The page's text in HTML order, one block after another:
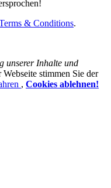
& Conditions.
unserer Inhalte und
stimmen Sie der
, Cookies ablehnen!